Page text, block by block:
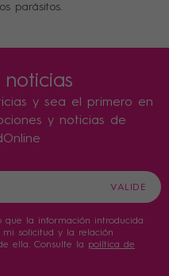
parásitos.
noticias
y sea el primero en
y noticias de
que la información introducida
solicitud y la relación
ella. Consulte la política de